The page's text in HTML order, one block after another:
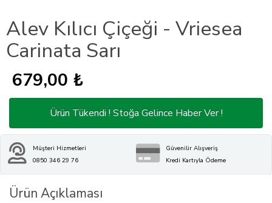
Alev Kılıcı Çiçeği - Vriesea
Carinata Sarı
679,00 ₺
Ürün Tükendi ! Stoğa Gelince Haber Ver !
Müşteri Hizmetleri
0850 346 29 76
Güvenilir Alışveriş
Kredi Kartıyla Ödeme
Ürün Açıklaması